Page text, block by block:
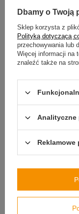
Chcesz
kultowe
z logo twojej
sztuk. Wyślij
graficznym *.eps,
300dpi i
ciebie
SZCZEGÓŁOWE
Dbamy o Twoją
Sklep korzysta z
Polityką dotyczącą
przechowywania lub
Więcej informacji na
znaleźć także na